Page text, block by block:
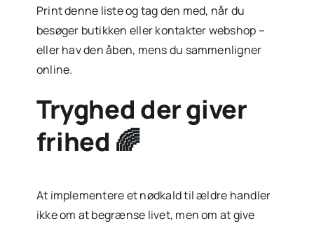
Print denne liste og tag den med, når du
besøger butikken eller kontakter webshop –
eller hav den åben, mens du sammenligner
online.
Tryghed der giver
frihed 🌈
At implementere et nødkald til ældre handler
ikke om at begrænse livet, men om at give